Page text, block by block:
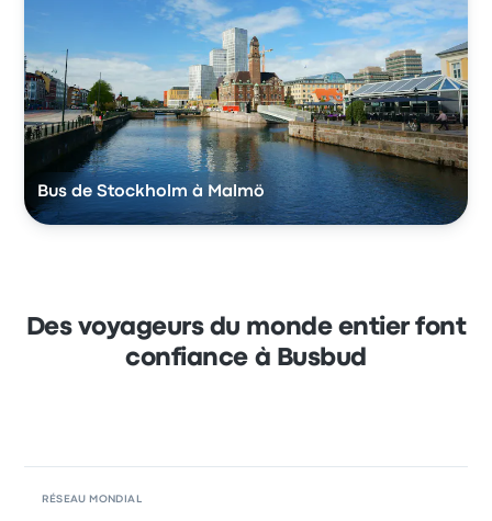
Bus de Stockholm à Malmö
Des voyageurs du monde entier font
confiance à Busbud
RÉSEAU MONDIAL